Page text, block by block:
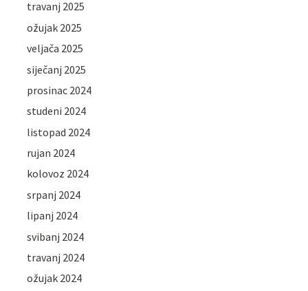
travanj 2025
ožujak 2025
veljača 2025
siječanj 2025
prosinac 2024
studeni 2024
listopad 2024
rujan 2024
kolovoz 2024
srpanj 2024
lipanj 2024
svibanj 2024
travanj 2024
ožujak 2024